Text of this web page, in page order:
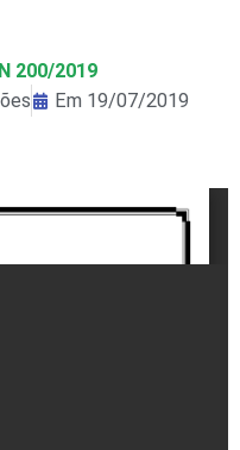
200/2019
Em 19/07/2019